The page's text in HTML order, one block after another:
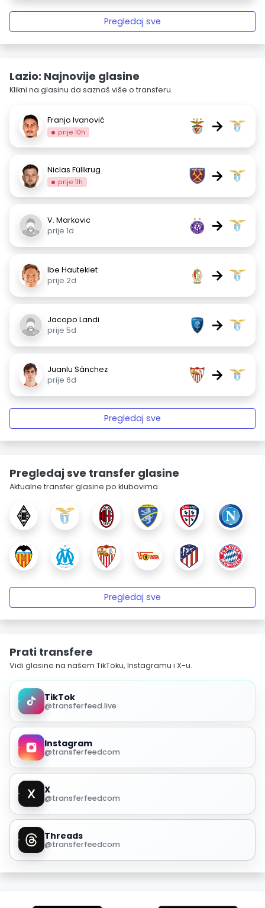
Pregledaj sve
Lazio: Najnovije glasine
Klikni na glasinu da saznaš više o transferu.
Franjo Ivanović
prije 10h →
Niclas Füllkrug
prije 11h →
V. Markovic
prije 1d
→
Ibe Hautekiet
prije 2d
→
Jacopo Landi
prije 5d
→
Juanlu Sánchez
prije 6d
→
Pregledaj sve
Pregledaj sve transfer glasine
Aktualne transfer glasine po klubovima.
Pregledaj sve
Prati transfere
Vidi glasine na našem TikToku, Instagramu i X-u.
TikTok
@transferfeed.live
Instagram
@transferfeedcom
X
@transferfeedcom
Threads
@transferfeedcom